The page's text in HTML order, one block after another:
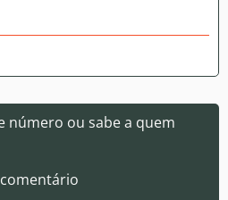
número ou sabe a quem